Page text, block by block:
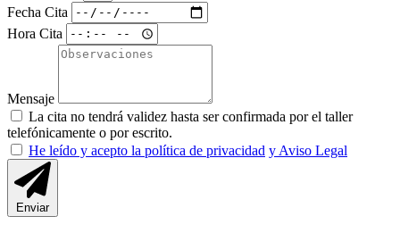
Fecha Cita
Hora Cita
Mensaje
La cita no tendrá validez hasta ser confirmada por el taller
telefónicamente o por escrito.
He leído y acepto la política de privacidad y Aviso Legal
Enviar